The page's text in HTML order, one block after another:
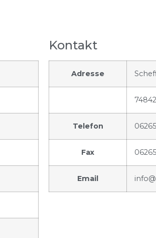
Kontakt
Adresse
Telefon
Fax
Email